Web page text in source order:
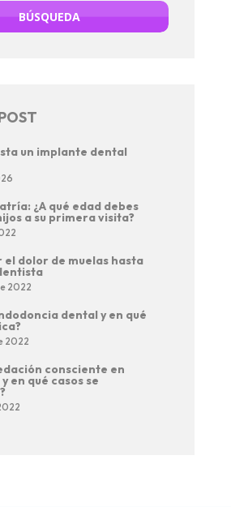
un implante dental
¿A qué edad debes
a su primera visita?
el dolor de muelas hasta
2022
dental y en qué
2022
consciente en
en qué casos se